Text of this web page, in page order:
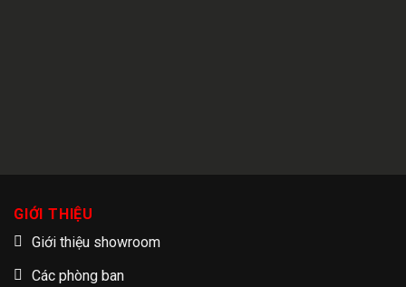
GIỚI THIỆU
Giới thiệu showroom
Các phòng ban